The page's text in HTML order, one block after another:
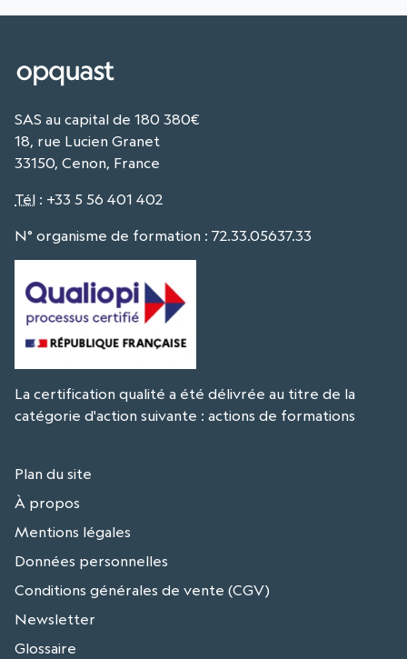
SAS au capital de 180 380€
18, rue Lucien Granet
33150, Cenon, France
Tél : +33 5 56 401 402
N° organisme de formation : 72.33.05637.33
La certification qualité a été délivrée au titre de la
catégorie d'action suivante : actions de formations
Plan du site
À propos
Mentions légales
Données personnelles
Conditions générales de vente (CGV)
Newsletter
Glossaire